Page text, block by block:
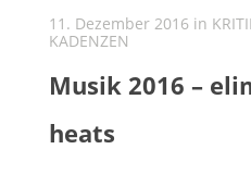
11. Dezember 2016 in
KADENZEN
Musik 2016 –
heats